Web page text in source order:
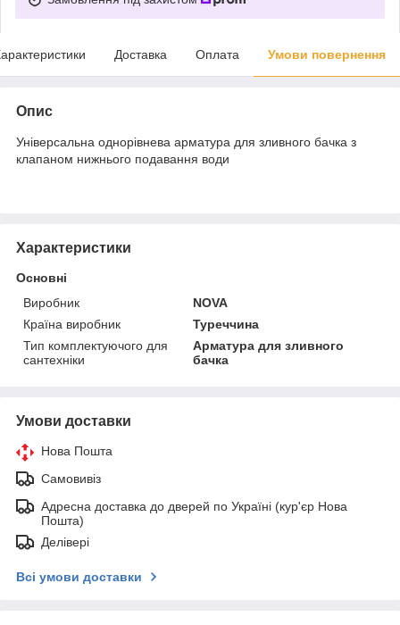
Доставка Оплата Умови повернення
Опис
Універсальна однорівнева арматура для зливного бачка з
клапаном нижнього подавання води
Характеристики
Основні
Виробник
NOVA
Країна виробник
Туреччина
Тип комплектуючого для
сантехніки
Арматура для зливного
бачка
Умови доставки
Нова Пошта
Самовивіз
Адресна доставка до дверей по Україні (кур'єр Нова
Пошта)
Делівері
Всі умови доставки